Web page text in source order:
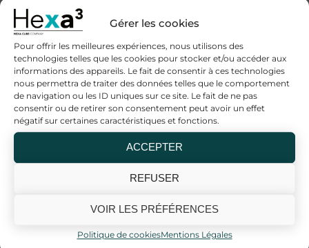
Gérer les cookies
Pour offrir les meilleures expériences, nous utilisons des
technologies telles que les cookies pour stocker et/ou accéder aux
informations des appareils. Le fait de consentir à ces technologies
nous permettra de traiter des données telles que le comportement
de navigation ou les ID uniques sur ce site. Le fait de ne pas
consentir ou de retirer son consentement peut avoir un effet
négatif sur certaines caractéristiques et fonctions.
ACCEPTER
REFUSER
VOIR LES PRÉFÉRENCES
Politique de cookiesMentions Légales
avoir un dosage précis.
Chewing-Gums CBD Hexa3 selon
vos besoins, les seuls Compress
Gums sur le marché
Le compress gum, c’est un chewing-gum sous forme
ronde, qui nous permet de doser le produit de façon
optimale, et d’obtenir une consistance unique.
Les Chewing-Gums CBD saveur
Menthe Hexa3, le meilleur goût
Nous avons déjà développé 4 formules avant